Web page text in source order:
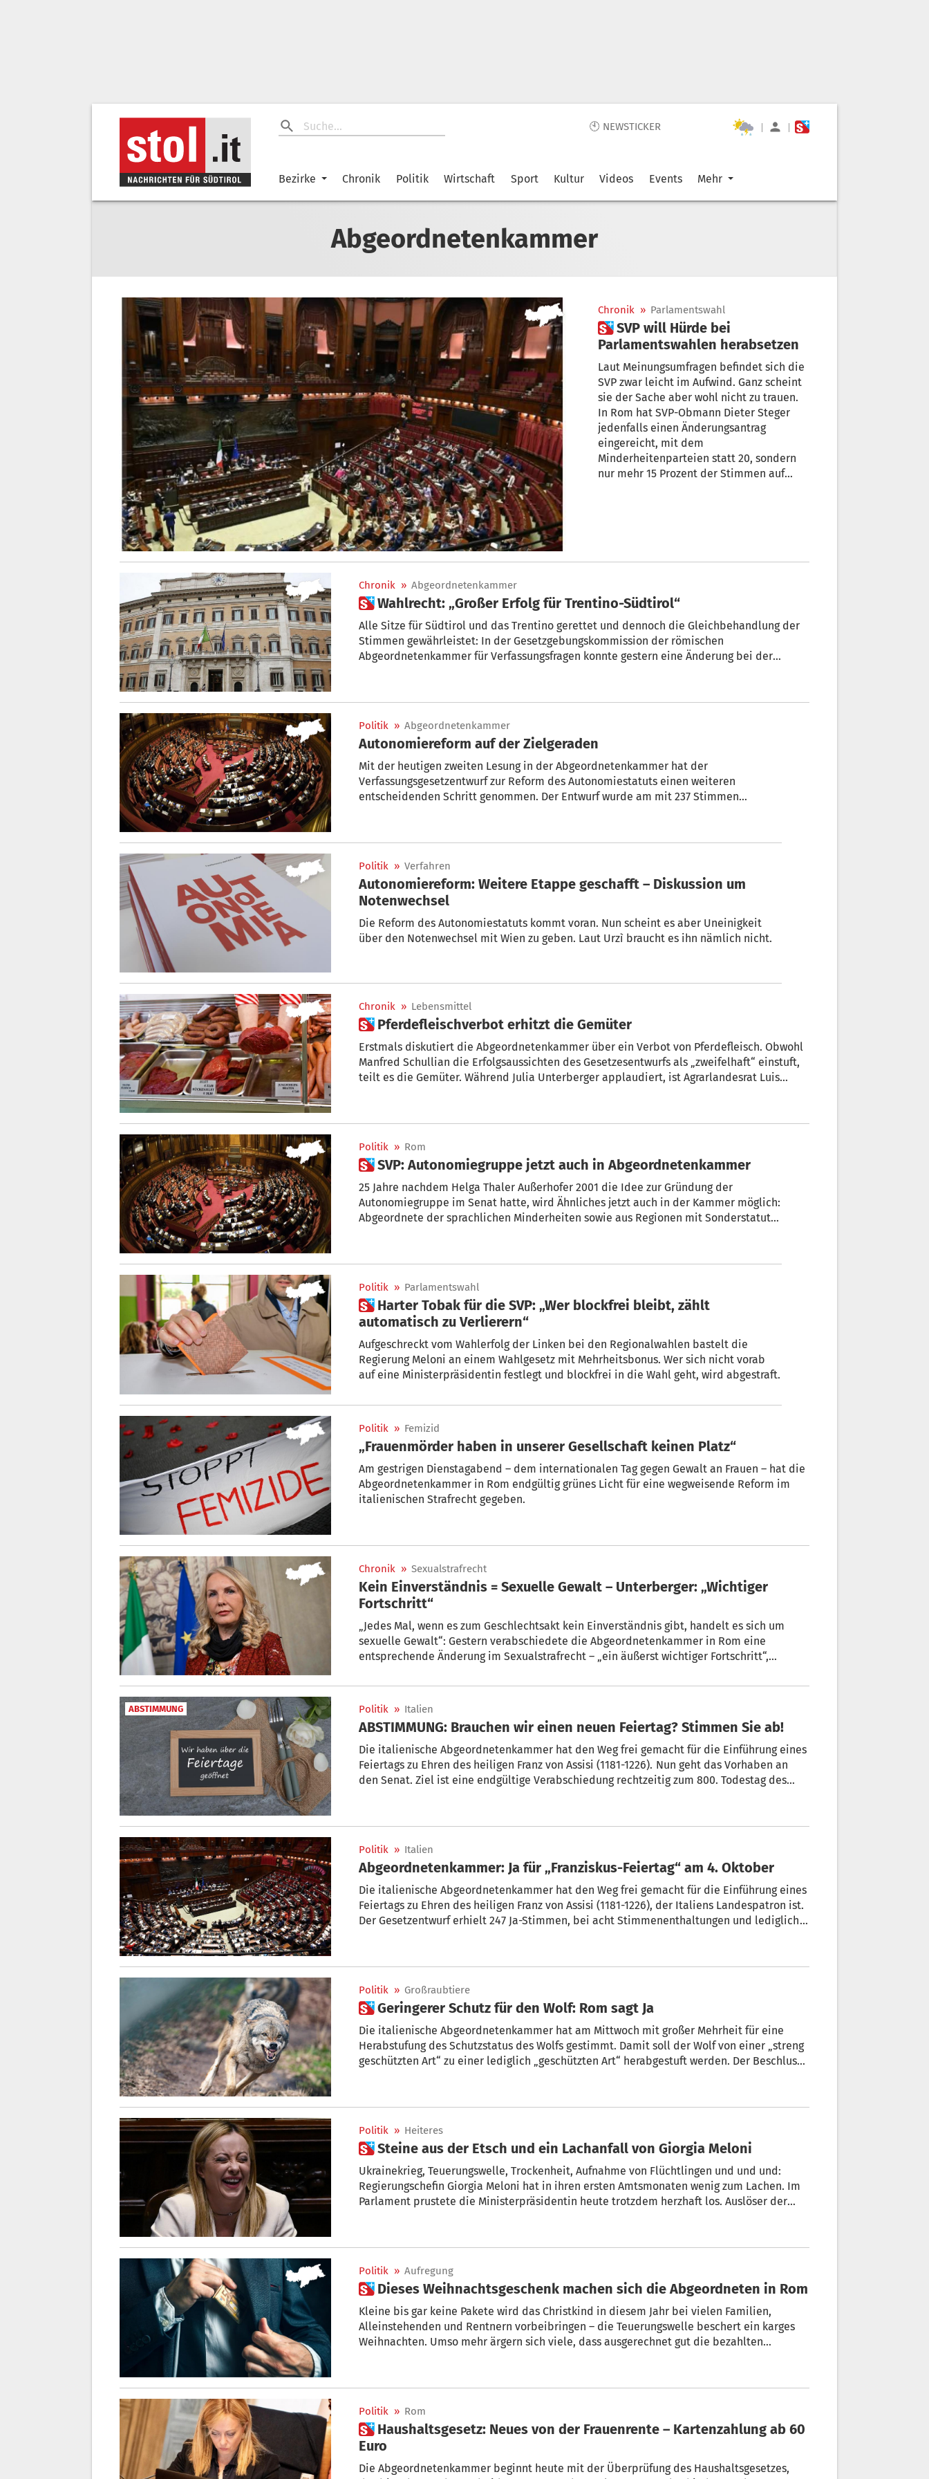
🕙 NEWSTICKER | |
Bezirke Chronik Politik Wirtschaft Sport Kultur Videos Events Mehr
Abgeordnetenkammer
Chronik » Parlamentswahl
 SVP will Hürde bei
Parlamentswahlen herabsetzen
Laut Meinungsumfragen befindet sich die
SVP zwar leicht im Aufwind. Ganz scheint
sie der Sache aber wohl nicht zu trauen.
In Rom hat SVP-Obmann Dieter Steger
jedenfalls einen Änderungsantrag
eingereicht, mit dem
Minderheitenparteien statt 20, sondern
nur mehr 15 Prozent der Stimmen auf
Chronik » Abgeordnetenkammer
 Wahlrecht: „Großer Erfolg für Trentino-Südtirol“
Alle Sitze für Südtirol und das Trentino gerettet und dennoch die Gleichbehandlung der
Stimmen gewährleistet: In der Gesetzgebungskommission der römischen
Abgeordnetenkammer für Verfassungsfragen konnte gestern eine Änderung bei der
Politik » Abgeordnetenkammer
Autonomiereform auf der Zielgeraden
Mit der heutigen zweiten Lesung in der Abgeordnetenkammer hat der
Verfassungsgesetzentwurf zur Reform des Autonomiestatuts einen weiteren
entscheidenden Schritt genommen. Der Entwurf wurde am mit 237 Stimmen
Politik » Verfahren
Autonomiereform: Weitere Etappe geschafft – Diskussion um
Notenwechsel
Die Reform des Autonomiestatuts kommt voran. Nun scheint es aber Uneinigkeit
über den Notenwechsel mit Wien zu geben. Laut Urzì braucht es ihn nämlich nicht.
Chronik » Lebensmittel
 Pferdefleischverbot erhitzt die Gemüter
Erstmals diskutiert die Abgeordnetenkammer über ein Verbot von Pferdefleisch. Obwohl
Manfred Schullian die Erfolgsaussichten des Gesetzesentwurfs als „zweifelhaft“ einstuft,
teilt es die Gemüter. Während Julia Unterberger applaudiert, ist Agrarlandesrat Luis
Politik » Rom
 SVP: Autonomiegruppe jetzt auch in Abgeordnetenkammer
25 Jahre nachdem Helga Thaler Außerhofer 2001 die Idee zur Gründung der
Autonomiegruppe im Senat hatte, wird Ähnliches jetzt auch in der Kammer möglich:
Abgeordnete der sprachlichen Minderheiten sowie aus Regionen mit Sonderstatut
Politik » Parlamentswahl
 Harter Tobak für die SVP: „Wer blockfrei bleibt, zählt
automatisch zu Verlierern“
Aufgeschreckt vom Wahlerfolg der Linken bei den Regionalwahlen bastelt die
Regierung Meloni an einem Wahlgesetz mit Mehrheitsbonus. Wer sich nicht vorab
auf eine Ministerpräsidentin festlegt und blockfrei in die Wahl geht, wird abgestraft.
Politik » Femizid
„Frauenmörder haben in unserer Gesellschaft keinen Platz“
Am gestrigen Dienstagabend – dem internationalen Tag gegen Gewalt an Frauen – hat die
Abgeordnetenkammer in Rom endgültig grünes Licht für eine wegweisende Reform im
italienischen Strafrecht gegeben.
Chronik » Sexualstrafrecht
Kein Einverständnis = Sexuelle Gewalt – Unterberger: „Wichtiger
Fortschritt“
„Jedes Mal, wenn es zum Geschlechtsakt kein Einverständnis gibt, handelt es sich um
sexuelle Gewalt“: Gestern verabschiedete die Abgeordnetenkammer in Rom eine
entsprechende Änderung im Sexualstrafrecht – „ein äußerst wichtiger Fortschritt“,
ABSTIMMUNG Politik » Italien
ABSTIMMUNG: Brauchen wir einen neuen Feiertag? Stimmen Sie ab!
Die italienische Abgeordnetenkammer hat den Weg frei gemacht für die Einführung eines
Feiertags zu Ehren des heiligen Franz von Assisi (1181-1226). Nun geht das Vorhaben an
den Senat. Ziel ist eine endgültige Verabschiedung rechtzeitig zum 800. Todestag des
Politik » Italien
Abgeordnetenkammer: Ja für „Franziskus-Feiertag“ am 4. Oktober
Die italienische Abgeordnetenkammer hat den Weg frei gemacht für die Einführung eines
Feiertags zu Ehren des heiligen Franz von Assisi (1181-1226), der Italiens Landespatron ist.
Der Gesetzentwurf erhielt 247 Ja-Stimmen, bei acht Stimmenenthaltungen und lediglich
Politik » Großraubtiere
 Geringerer Schutz für den Wolf: Rom sagt Ja
Die italienische Abgeordnetenkammer hat am Mittwoch mit großer Mehrheit für eine
Herabstufung des Schutzstatus des Wolfs gestimmt. Damit soll der Wolf von einer „streng
geschützten Art“ zu einer lediglich „geschützten Art“ herabgestuft werden. Der Beschluss
Politik » Heiteres
 Steine aus der Etsch und ein Lachanfall von Giorgia Meloni
Ukrainekrieg, Teuerungswelle, Trockenheit, Aufnahme von Flüchtlingen und und und:
Regierungschefin Giorgia Meloni hat in ihren ersten Amtsmonaten wenig zum Lachen. Im
Parlament prustete die Ministerpräsidentin heute trotzdem herzhaft los. Auslöser der
Politik » Aufregung
 Dieses Weihnachtsgeschenk machen sich die Abgeordneten in Rom
Kleine bis gar keine Pakete wird das Christkind in diesem Jahr bei vielen Familien,
Alleinstehenden und Rentnern vorbeibringen – die Teuerungswelle beschert ein karges
Weihnachten. Umso mehr ärgern sich viele, dass ausgerechnet gut die bezahlten
Politik » Rom
 Haushaltsgesetz: Neues von der Frauenrente – Kartenzahlung ab 60
Euro
Die Abgeordnetenkammer beginnt heute mit der Überprüfung des Haushaltsgesetzes,